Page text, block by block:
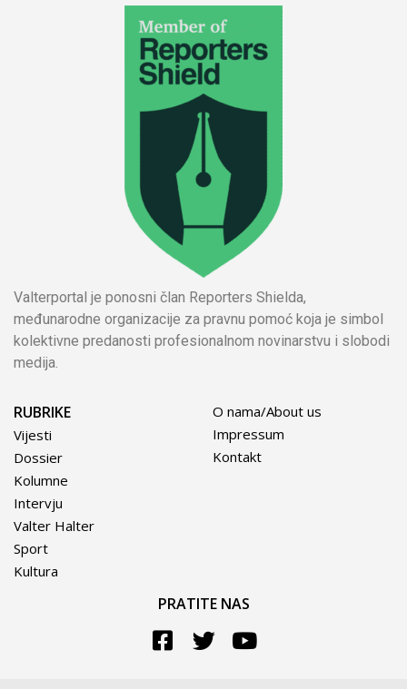
Valterportal je ponosni član Reporters Shielda,
međunarodne organizacije za pravnu pomoć koja je simbol
kolektivne predanosti profesionalnom novinarstvu i slobodi
medija.
RUBRIKE
Vijesti
Dossier
Kolumne
Intervju
Valter Halter
Sport
Kultura
O nama/About us
Impressum
Kontakt
PRATITE NAS